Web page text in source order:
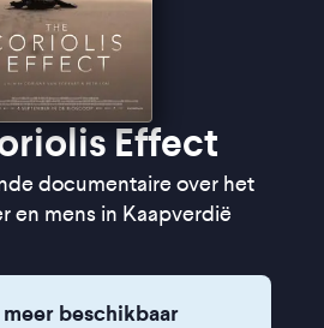
Effect
documentaire over het
en mens in Kaapverdië
beschikbaar